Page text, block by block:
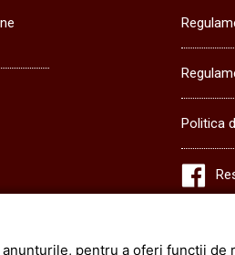
Politica
pentru a oferi functii